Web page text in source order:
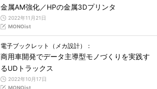
金属AM強化／HPの金属3Dプリンタ
2022年11月21日
MONOist
電子ブックレット（メカ設計）：
商用車開発でデータ主導型モノづくりを実践す
るUDトラックス
2022年10月17日
MONOist